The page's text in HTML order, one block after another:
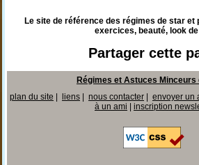
Le site de référence des régimes de star et
exercices, beauté, look
Partager cette
Régimes et Astuces Minceurs
plan du site
liens| nous contacter| envoyer un
à un ami
inscription